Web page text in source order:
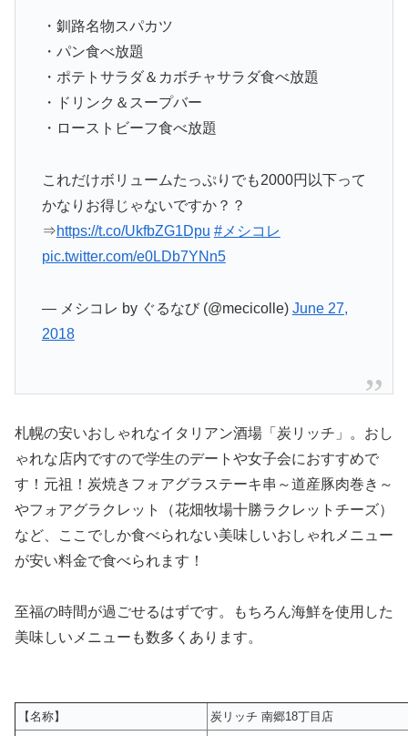
・釧路名物スパカツ
・パン食べ放題
・ポテトサラダ＆カボチャサラダ食べ放題
・ドリンク＆スープバー
・ローストビーフ食べ放題
これだけボリュームたっぷりでも2000円以下って
かなりお得じゃないですか？？
⇒https://t.co/UkfbZG1Dpu #メシコレ
pic.twitter.com/e0LDb7YNn5
— メシコレ by ぐるなび (@mecicolle) June 27,
2018
札幌の安いおしゃれなイタリアン酒場「炭リッチ」。おし
ゃれな店内ですので学生のデートや女子会におすすめで
す！元祖！炭焼きフォアグラステーキ串～道産豚肉巻き～
やフォアグラクレット（花畑牧場十勝ラクレットチーズ）
など、ここでしか食べられない美味しいおしゃれメニュー
が安い料金で食べられます！
至福の時間が過ごせるはずです。もちろん海鮮を使用した
美味しいメニューも数多くあります。
【名称】
炭リッチ 南郷18丁目店